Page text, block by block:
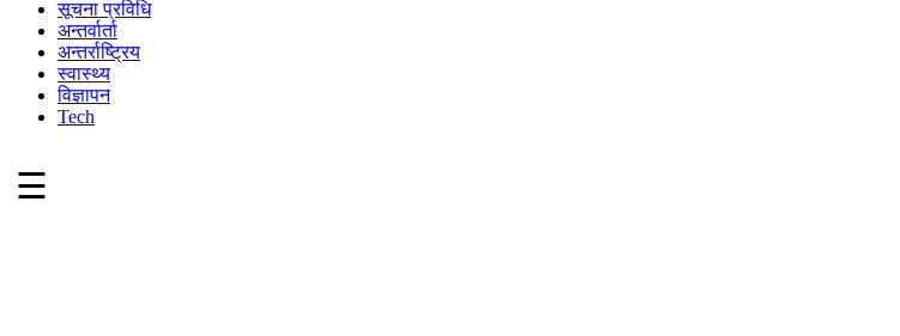
सूचना प्रविधि
अन्तर्वार्ता
अन्तर्राष्ट्रिय
स्वास्थ्य
विज्ञापन
Tech
☰